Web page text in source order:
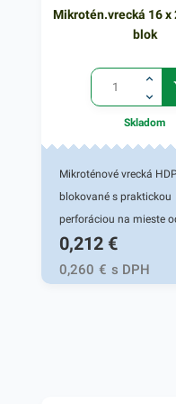
Mikrotén.vrecká 16 x
blok
Skladom
Mikroténové vrecká
blokované s praktickou
perforáciou na mieste
Používajú sa na
uskladnenie potravín,
zeleniny, pečiva, v
0,212 €
0,260 € s DPH